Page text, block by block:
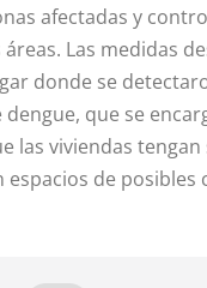
afectadas y
Las medidas
donde se
que se
las viviendas tengan
espacios de posibles